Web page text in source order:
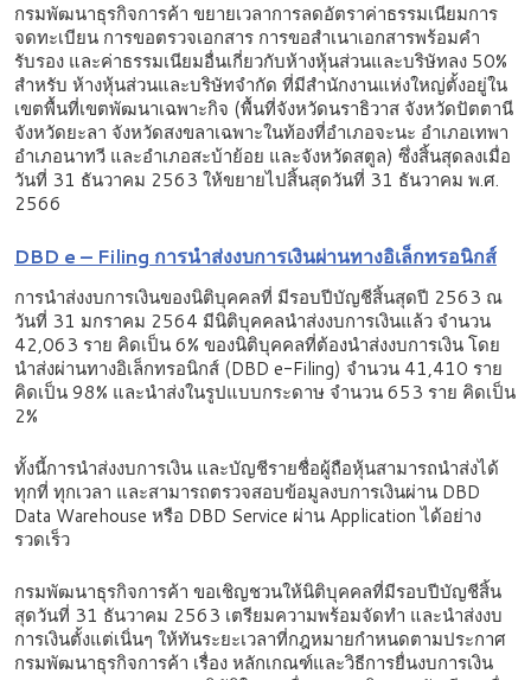
กรมพัฒนาธุรกิจการค้า ขยายเวลาการลดอัตราค่าธรรมเนียมการ
จดทะเบียน การขอตรวจเอกสาร การขอสำเนาเอกสารพร้อมคำ
รับรอง และค่าธรรมเนียมอื่นเกี่ยวกับห้างหุ้นส่วนและบริษัทลง 50%
สำหรับ ห้างหุ้นส่วนและบริษัทจำกัด ที่มีสำนักงานแห่งใหญ่ตั้งอยู่ใน
เขตพื้นที่เขตพัฒนาเฉพาะกิจ (พื้นที่จังหวัดนราธิวาส จังหวัดปัตตานี
จังหวัดยะลา จังหวัดสงขลาเฉพาะในท้องที่อำเภอจะนะ อำเภอเทพา
อำเภอนาทวี และอำเภอสะบ้าย้อย และจังหวัดสตูล) ซึ่งสิ้นสุดลงเมื่อ
วันที่ 31 ธันวาคม 2563 ให้ขยายไปสิ้นสุดวันที่ 31 ธันวาคม พ.ศ.
2566
DBD e – Filing การนำส่งงบการเงินผ่านทางอิเล็กทรอนิกส์
การนำส่งงบการเงินของนิติบุคคลที่ มีรอบปีบัญชีสิ้นสุดปี 2563 ณ
วันที่ 31 มกราคม 2564 มีนิติบุคคลนำส่งงบการเงินแล้ว จำนวน
42,063 ราย คิดเป็น 6% ของนิติบุคคลที่ต้องนำส่งงบการเงิน โดย
นำส่งผ่านทางอิเล็กทรอนิกส์ (DBD e-Filing) จำนวน 41,410 ราย
คิดเป็น 98% และนำส่งในรูปแบบกระดาษ จำนวน 653 ราย คิดเป็น
2%
ทั้งนี้การนำส่งงบการเงิน และบัญชีรายชื่อผู้ถือหุ้นสามารถนำส่งได้
ทุกที่ ทุกเวลา และสามารถตรวจสอบข้อมูลงบการเงินผ่าน DBD
Data Warehouse หรือ DBD Service ผ่าน Application ได้อย่าง
รวดเร็ว
กรมพัฒนาธุรกิจการค้า ขอเชิญชวนให้นิติบุคคลที่มีรอบปีบัญชีสิ้น
สุดวันที่ 31 ธันวาคม 2563 เตรียมความพร้อมจัดทำ และนำส่งงบ
การเงินตั้งแต่เนิ่นๆ ให้ทันระยะเวลาที่กฎหมายกำหนดตามประกาศ
กรมพัฒนาธุรกิจการค้า เรื่อง หลักเกณฑ์และวิธีการยื่นงบการเงิน